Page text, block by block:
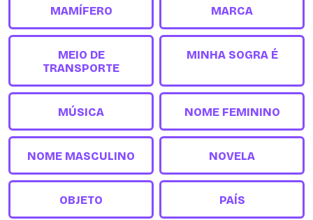
MAMÍFERO MARCA
MEIO DE
TRANSPORTE
MINHA SOGRA É
MÚSICA NOME FEMININO
NOME MASCULINO NOVELA
OBJETO PAÍS